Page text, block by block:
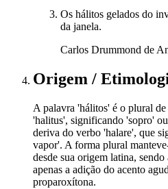
Os hálitos gelados do
da janela.
Carlos Drummond de
Origem /
A palavra 'hálitos' é o plural
'halitus', significando 'sopro'
deriva do verbo 'halare', que
vapor'. A forma plural
desde sua origem latina,
apenas a adição do acento
proparoxítona.